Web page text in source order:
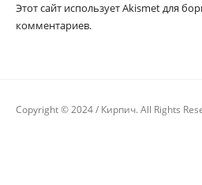
Этот сайт использует Akismet для
комментариев.
Copyright © 2024 / Кирпич. All Rights